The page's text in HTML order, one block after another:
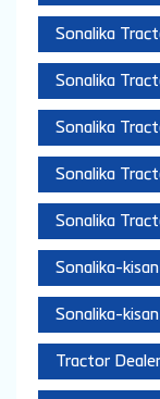
Sonalika
Sonalika
Sonalika
Sonalika
Sonalika
Sonalika-
Sonalika-
Tractor